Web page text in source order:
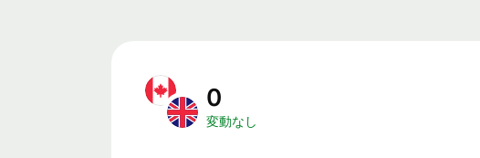
0
変動なし